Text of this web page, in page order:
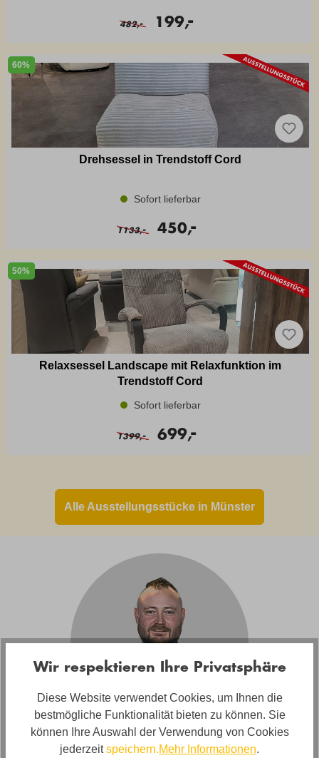
482,
- 199,
-
60%
Drehsessel in Trendstoff Cord
Sofort lieferbar
1133,
- 450,
-
50%
Relaxsessel Landscape mit Relaxfunktion im
Trendstoff Cord
Sofort lieferbar
1399,
- 699,
-
Alle Ausstellungsstücke in Münster
Sascha Stange
Wir respektieren Ihre Privatsphäre
Diese Website verwendet Cookies, um Ihnen die
bestmögliche Funktionalität bieten zu können. Sie
können Ihre Auswahl der Verwendung von Cookies
jederzeitspeichern.Mehr Informationen.